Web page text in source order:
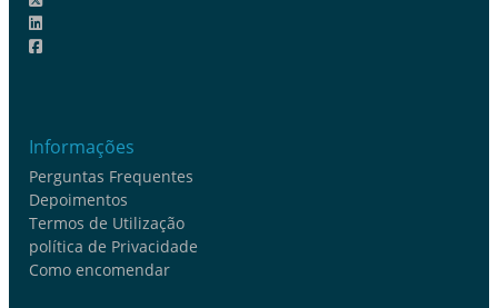
Informações
Perguntas Frequentes
Depoimentos
Termos de Utilização
política de Privacidade
Como encomendar